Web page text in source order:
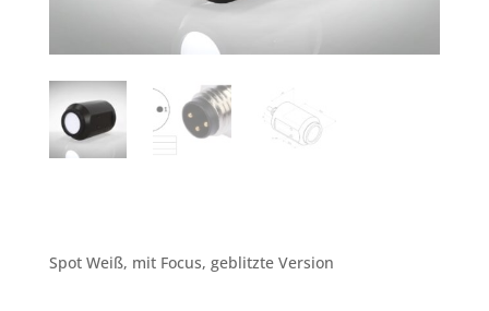
Spot Weiß, mit Focus, geblitzte Version